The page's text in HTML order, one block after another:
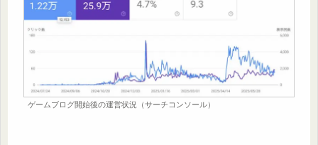
ゲームブログ開始後の運営状況（サーチコンソール）